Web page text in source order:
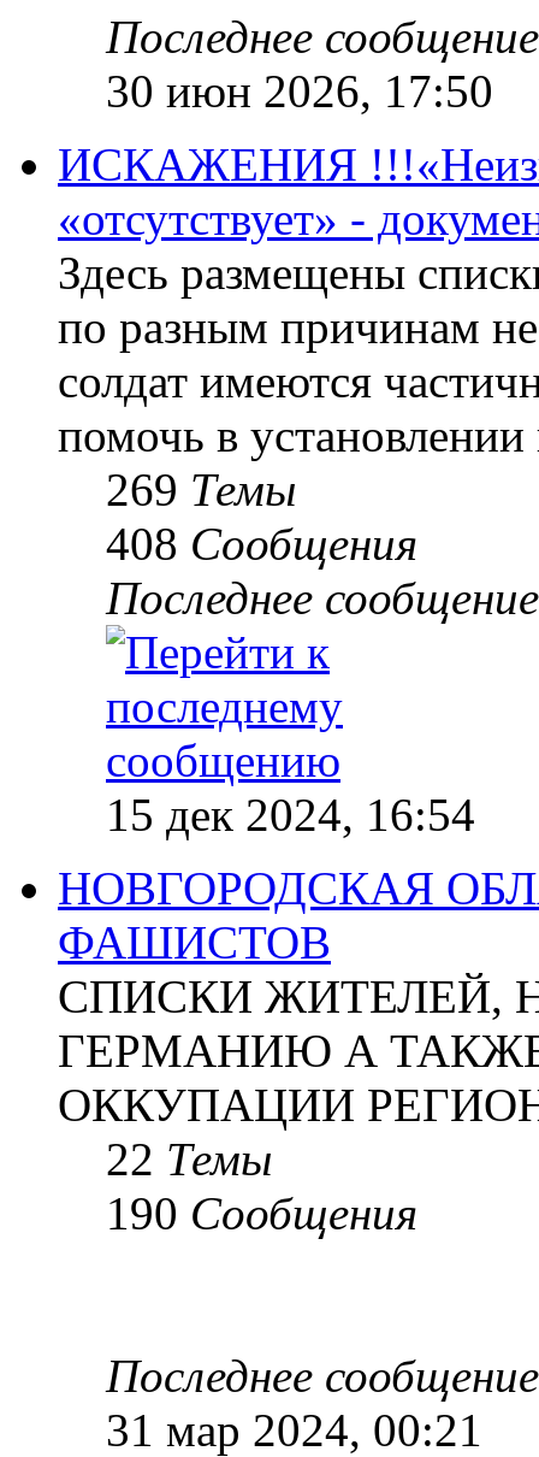
Последнее сообщение
30 июн 2026, 17:50
ИСКАЖЕНИЯ
«отсутствует» -
Здесь размещены
по разным причинам
солдат имеются
помочь в
269 Темы
408 Сообщения
Последнее сообщение
15 дек 2024, 16:54
НОВГОРОДСКАЯ
ФАШИСТОВ
СПИСКИ ЖИТЕЛЕЙ,
ГЕРМАНИЮ А
ОККУПАЦИИ
22 Темы
190 Сообщения
Последнее сообщение
31 мар 2024, 00:21